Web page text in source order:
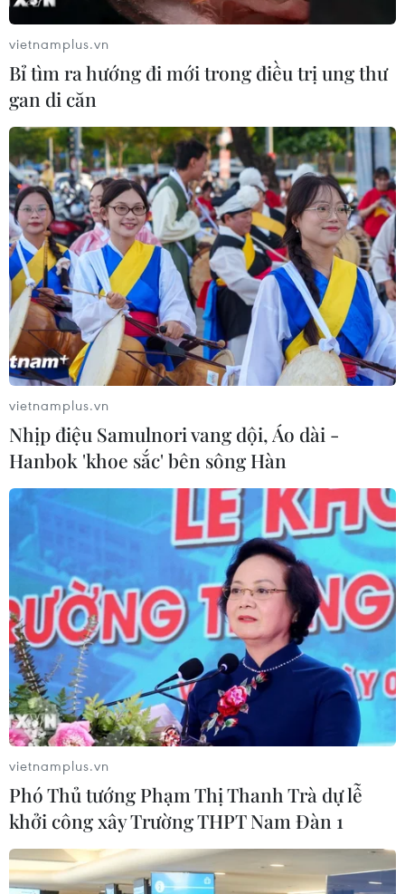
TIN CÙNG CHUYÊN MỤC
Hạn hán nghiêm trọng đe dọa "huyết
mạch" kinh tế châu Âu
07/08/2026 07:58
17 giờ ngày 7/8, mở cửa tràn xả mặt
điều tiết hồ chứa thủy điện Lai Châu
07/08/2026 07:28
Di dời hộ dân bị ảnh hưởng bụi, mùi
khét, tiếng ồn từ Trung tâm Điện lực
Vĩnh Tân
07/08/2026 07:10
Hà Nội quyết liệt xử lý các "điểm
nghẽn" úng ngập, môi trường đô thị
07/08/2026 06:51
Kiểm soát rác thải từ nguồn - Giải
pháp bảo vệ kênh rạch TP Hồ Chí
vietnamplus.vn
Bỉ tìm ra hướng đi mới trong điều trị ung thư
gan di căn
vietnamplus.vn
Nhịp điệu Samulnori vang dội, Áo dài -
Hanbok 'khoe sắc' bên sông Hàn
vietnamplus.vn
Phó Thủ tướng Phạm Thị Thanh Trà dự lễ
khởi công xây Trường THPT Nam Đàn 1